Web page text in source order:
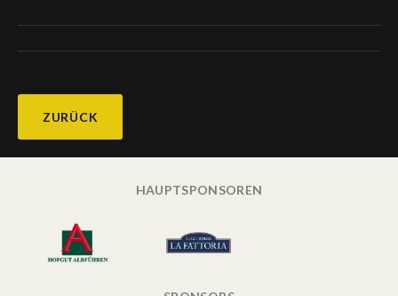
ZURÜCK
HAUPTSPONSOREN